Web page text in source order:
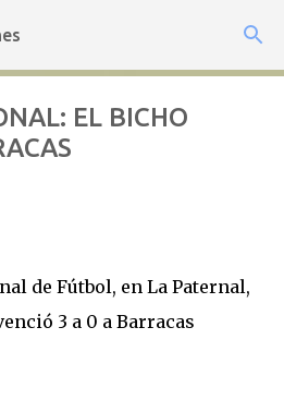
principal
EL BICHO
de Fútbol, en La Paternal,
3 a 0 a Barracas